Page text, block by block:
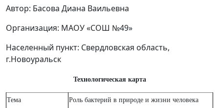
Автор: Басова Диана Ваильевна
Организация: МАОУ «СОШ №49»
Населенный пункт: Свердловская область,
г.Новоуральск
Технологическая карта
Тема Роль бактерий в природе и жизни человека